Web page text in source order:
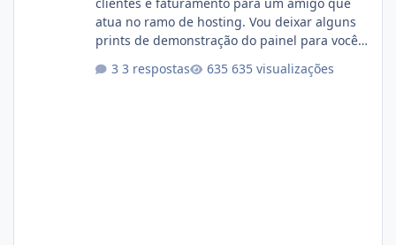
clientes e faturamento para um amigo que
atua no ramo de hosting. Vou deixar alguns
prints de demonstração do painel para vocês
com cerca de 80% concluído e conta com
3 respostas 635 visualizações